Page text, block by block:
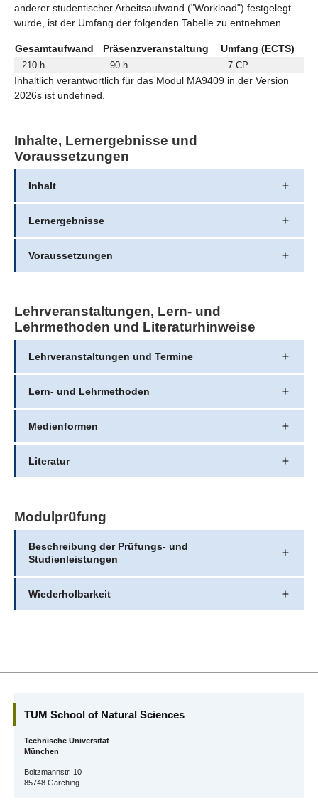
anderer studentischer Arbeitsaufwand ("Workload") festgelegt
wurde, ist der Umfang der folgenden Tabelle zu entnehmen.
Gesamtaufwand Präsenzveranstaltung Umfang (ECTS)
210 h 90 h 7 CP
Inhaltlich verantwortlich für das Modul MA9409 in der Version
2026s ist undefined.
Inhalte, Lernergebnisse und
Voraussetzungen
Inhalt
Lernergebnisse
Voraussetzungen
Lehrveranstaltungen, Lern- und
Lehrmethoden und Literaturhinweise
Lehrveranstaltungen und Termine
Lern- und Lehrmethoden
Medienformen
Literatur
Modulprüfung
Beschreibung der Prüfungs- und
Studienleistungen
Wiederholbarkeit
TUM School of Natural Sciences
Technische Universität
München
Boltzmannstr. 10
85748 Garching